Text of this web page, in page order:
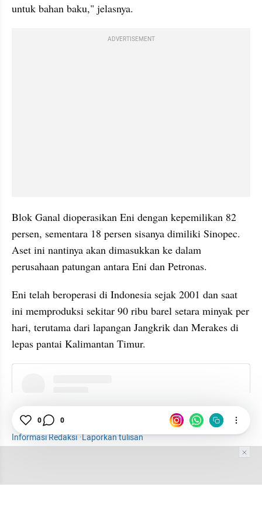
untuk bahan baku," jelasnya.
ADVERTISEMENT
Blok Ganal dioperasikan Eni dengan kepemilikan 82
persen, sementara 18 persen sisanya dimiliki Sinopec.
Aset ini nantinya akan dimasukkan ke dalam
perusahaan patungan antara Eni dan Petronas.
Eni telah beroperasi di Indonesia sejak 2001 dan saat
ini memproduksi sekitar 90 ribu barel setara minyak per
hari, terutama dari lapangan Jangkrik dan Merakes di
lepas pantai Kalimantan Timur.
Gas Italia ESDM
Bahlil
Informasi Redaksi·Laporkan tulisan
0 0